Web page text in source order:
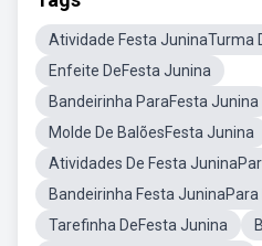
Atividade Festa JuninaTurma
Enfeite DeFesta Junina
Bandeirinha ParaFesta Junina
Molde De BalõesFesta Junina
Atividades De Festa
Bandeirinha Festa
Tarefinha DeFesta Junina